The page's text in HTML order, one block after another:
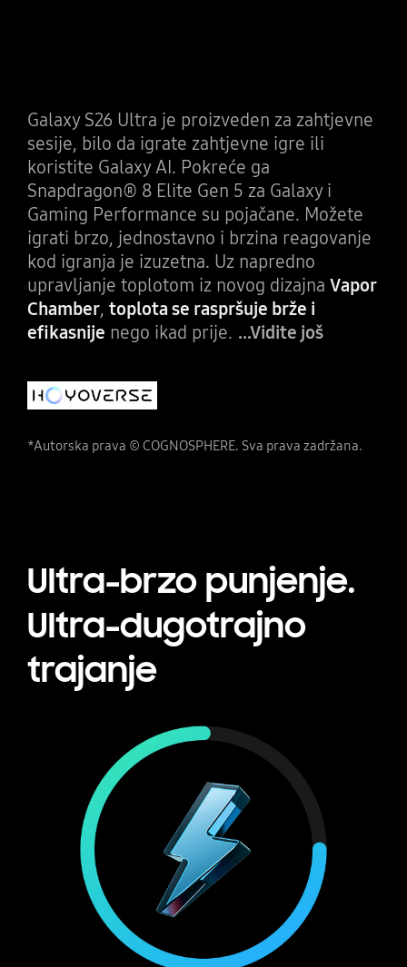
Galaxy S26 Ultra je proizveden za zahtjevne
sesije, bilo da igrate zahtjevne igre ili
koristite Galaxy AI. Pokreće ga
Snapdragon® 8 Elite Gen 5 za Galaxy i
Gaming Performance su pojačane. Možete
igrati brzo, jednostavno i brzina reagovanje
kod igranja je izuzetna. Uz napredno
upravljanje toplotom iz novog dizajna Vapor
Chamber, toplota se raspršuje brže i
efikasnije nego ikad prije. ...Vidite još
*Autorska prava © COGNOSPHERE. Sva prava zadržana.
Ultra-brzo punjenje.
Ultra-dugotrajno
trajanje